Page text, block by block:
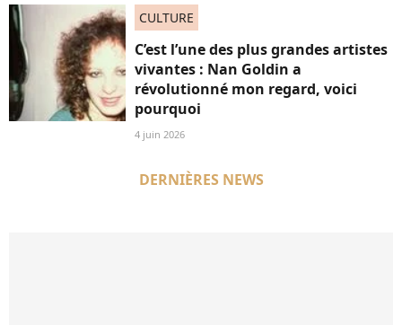
CULTURE
C’est l’une des plus grandes artistes
vivantes : Nan Goldin a
révolutionné mon regard, voici
pourquoi
4 juin 2026
DERNIÈRES NEWS